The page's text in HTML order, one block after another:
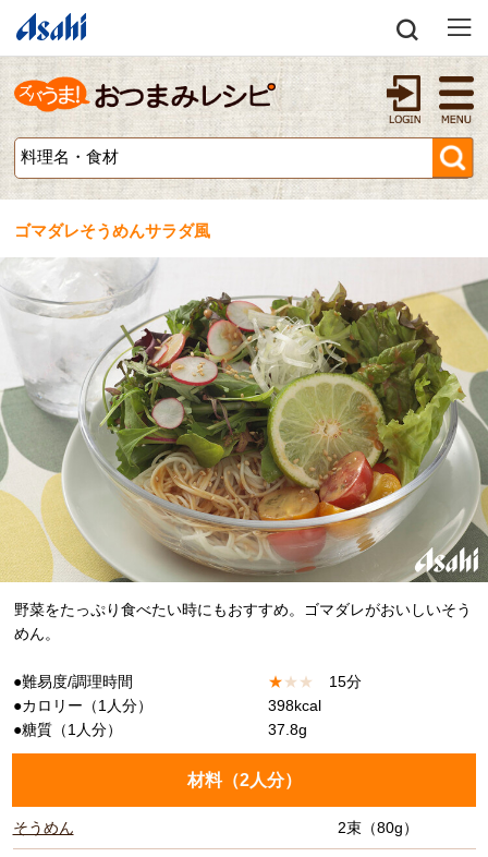
ゴマダレそうめんサラダ風
野菜をたっぷり食べたい時にもおすすめ。ゴマダレがおいしいそう
めん。
●難易度/調理時間 ★★ ★
15分
●カロリー（1人分）
398kcal
●糖質（1人分）
37.8g
材料（2人分）
そうめん 2束（80g）